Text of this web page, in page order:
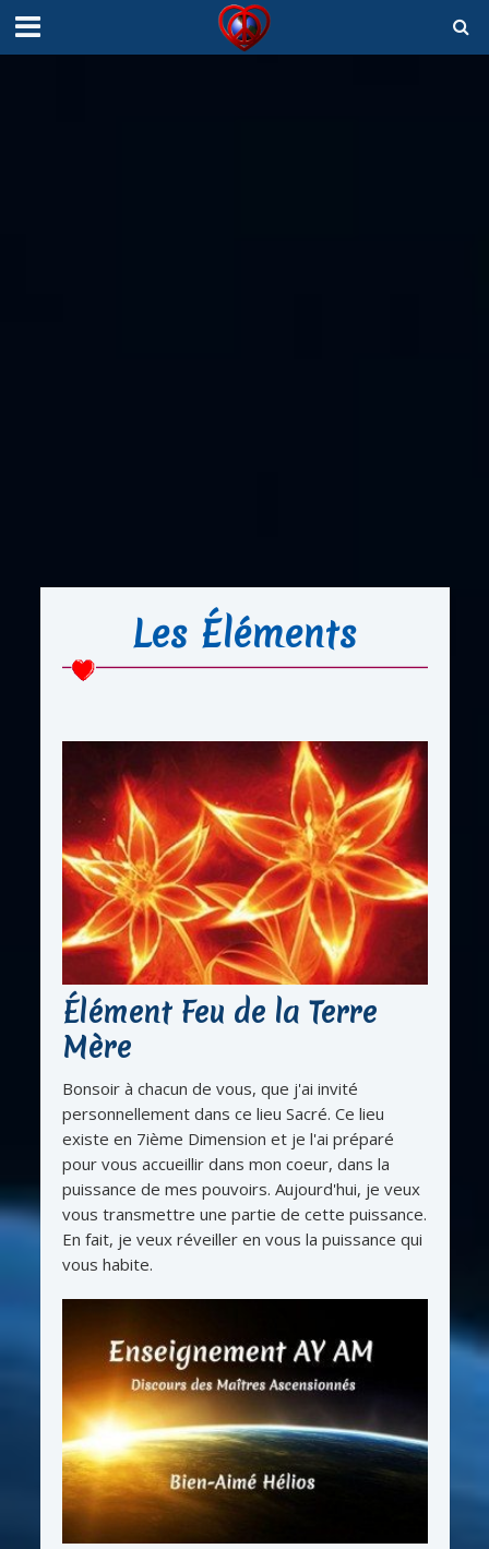
Les Éléments
Élément Feu de la Terre
Mère
Bonsoir à chacun de vous, que j'ai invité
personnellement dans ce lieu Sacré. Ce lieu
existe en 7ième Dimension et je l'ai préparé
pour vous accueillir dans mon coeur, dans la
puissance de mes pouvoirs. Aujourd'hui, je veux
vous transmettre une partie de cette puissance.
En fait, je veux réveiller en vous la puissance qui
vous habite.